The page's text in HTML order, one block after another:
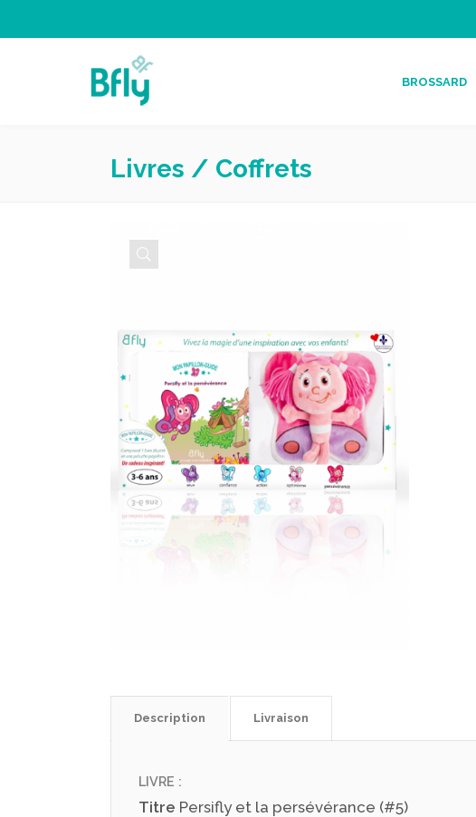
BROSSARD
Livres / Coffrets
Description Livraison
LIVRE :
Titre Persifly et la persévérance (#5)